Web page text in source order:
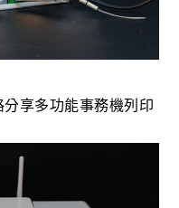
享多功能事務機列印